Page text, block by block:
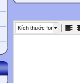
Kích thước font